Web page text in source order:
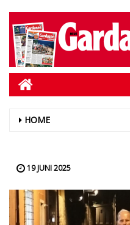
HOME
19 JUNI 2025